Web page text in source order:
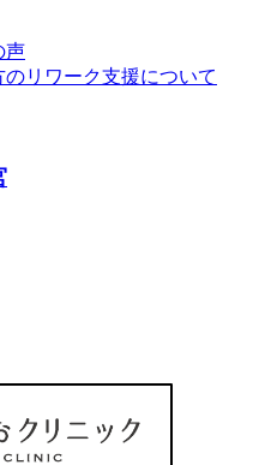
声
リワーク支援について